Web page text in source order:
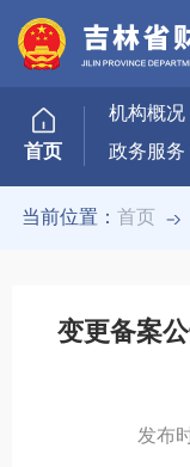
首页
机构概况
政务服务
当前位置：首页
变更备案
发布